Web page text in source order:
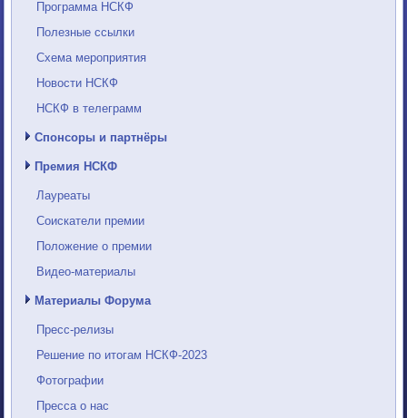
Программа НСКФ
Полезные ссылки
Схема мероприятия
Новости НСКФ
НСКФ в телеграмм
Спонсоры и партнёры
Премия НСКФ
Лауреаты
Соискатели премии
Положение о премии
Видео-материалы
Материалы Форума
Пресс-релизы
Решение по итогам НСКФ-2023
Фотографии
Пресса о нас